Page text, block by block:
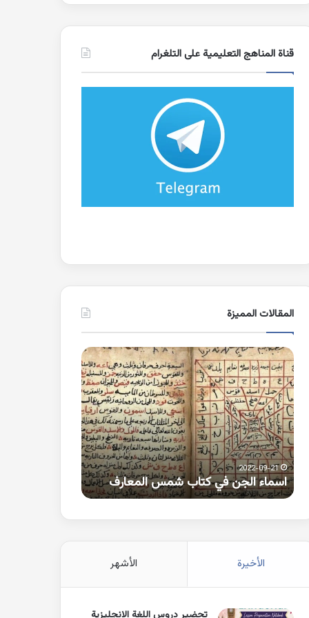
قناة المناهج التعليمية على التلغرام
المقالات المميزة
اسماء
الجن
في
كتاب
شمس
المعارف
2022-09-21
اسماء الجن في كتاب شمس المعارف
كلمات
بها
همزة
متطرفة
على
الواو
الأخيرة الأشهر
تحضير دروس اللغة الانجليزية